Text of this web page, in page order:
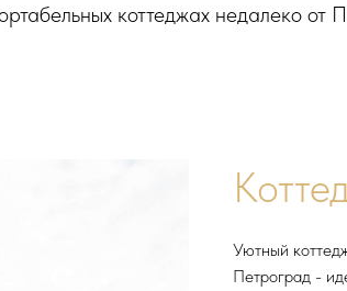
коттеджах недалеко
Уютный
Петроград -